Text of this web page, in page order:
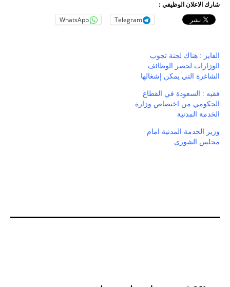
شارك الاعلان الوظيفي :
Telegram
WhatsApp
الفايز : هناك لجنة تجوب
الوزارات لحصر الوظائف
الشاغرة التي يمكن إشغالها
فقيه : السعودة في القطاع
الحكومي من اختصاص وزارة
الخدمة المدنية
وزير الخدمة المدنية امام
مجلس الشورى